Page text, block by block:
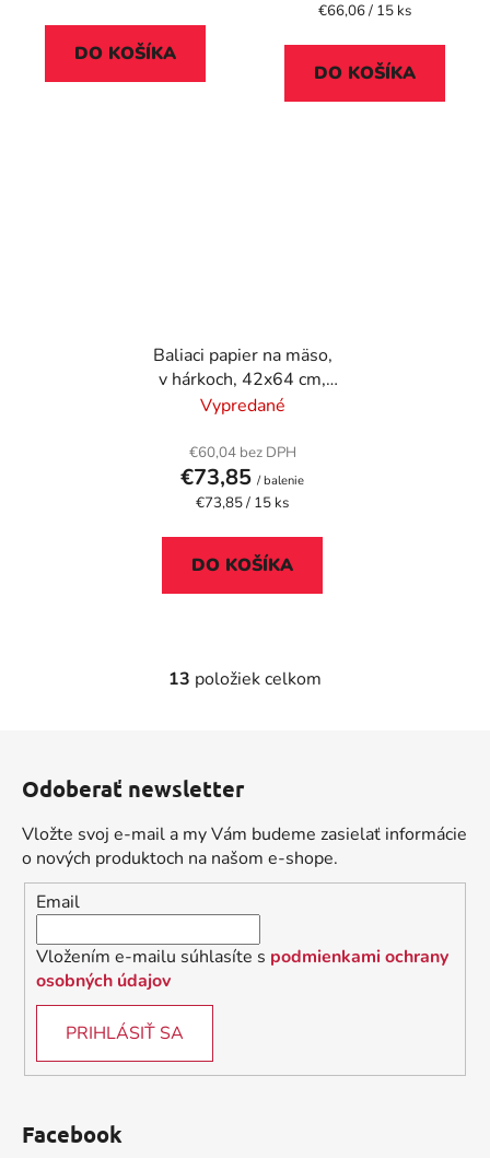
DO KOŠÍKA
Jednotková
€66,06 / 15 ks
DO KOŠÍKA
Baliaci papier na mäso,
v hárkoch, 42x64 cm,
15 kg, biela
Vypredané
€60,04 bez DPH
€73,85 / balenie
Jednotková
€73,85 / 15 ks
DO KOŠÍKA
O
d
c
i
e
v
p
13 položiek celkom
Odoberať newsletter
Vložte svoj e-mail a my Vám budeme zasielať informácie
o nových produktoch na našom e-shope.
Email
Vložením e-mailu súhlasíte s podmienkami ochrany
osobných údajov
PRIHLÁSIŤ SA
Facebook